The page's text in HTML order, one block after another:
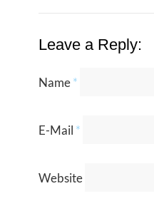
Leave a Reply:
Name*
E-Mail *
Website